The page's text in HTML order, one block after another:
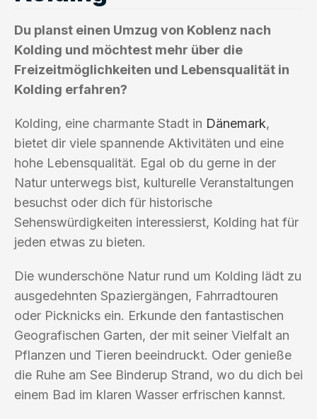
Du planst einen Umzug von Koblenz nach
Kolding und möchtest mehr über die
Freizeitmöglichkeiten und Lebensqualität in
Kolding erfahren?
Kolding, eine charmante Stadt in Dänemark,
bietet dir viele spannende Aktivitäten und eine
hohe Lebensqualität. Egal ob du gerne in der
Natur unterwegs bist, kulturelle Veranstaltungen
besuchst oder dich für historische
Sehenswürdigkeiten interessierst, Kolding hat für
jeden etwas zu bieten.
Die wunderschöne Natur rund um Kolding lädt zu
ausgedehnten Spaziergängen, Fahrradtouren
oder Picknicks ein. Erkunde den fantastischen
Geografischen Garten, der mit seiner Vielfalt an
Pflanzen und Tieren beeindruckt. Oder genieße
die Ruhe am See Binderup Strand, wo du dich bei
einem Bad im klaren Wasser erfrischen kannst.